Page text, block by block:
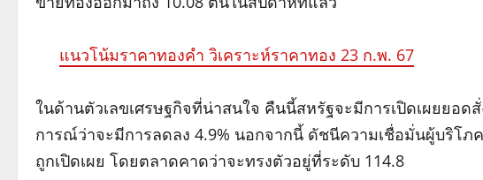
แนวโน้มราคาทองคำ วิเคราะห์ราคาทอง 23 ก.พ. 67
ในด้านตัวเลขเศรษฐกิจที่น่าสนใจ คืนนี้สหรัฐจะมีการเปิดเผยยอ
การณ์ว่าจะมีการลดลง 4.9% นอกจากนี้ ดัชนีความเชื่อมั่นผู้บริโภ
ถูกเปิดเผย โดยตลาดคาดว่าจะทรงตัวอยู่ที่ระดับ 114.8